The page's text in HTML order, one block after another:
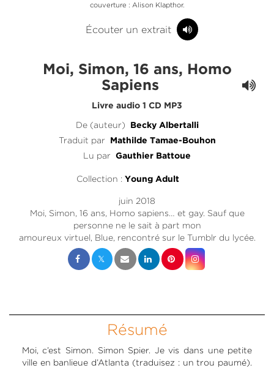
couverture : Alison Klapthor.
Écouter un extrait
Moi, Simon, 16 ans, Homo
Sapiens
Livre audio 1 CD MP3
De (auteur) Becky Albertalli
Traduit par Mathilde Tamae-Bouhon
Lu par Gauthier Battoue
Collection : Young Adult
juin 2018
Moi, Simon, 16 ans, Homo sapiens… et gay. Sauf que
personne ne le sait à part mon
amoureux virtuel, Blue, rencontré sur le Tumblr du lycée.
Résumé
Moi, c’est Simon. Simon Spier. Je vis dans une petite
ville en banlieue d’Atlanta (traduisez : un trou paumé).